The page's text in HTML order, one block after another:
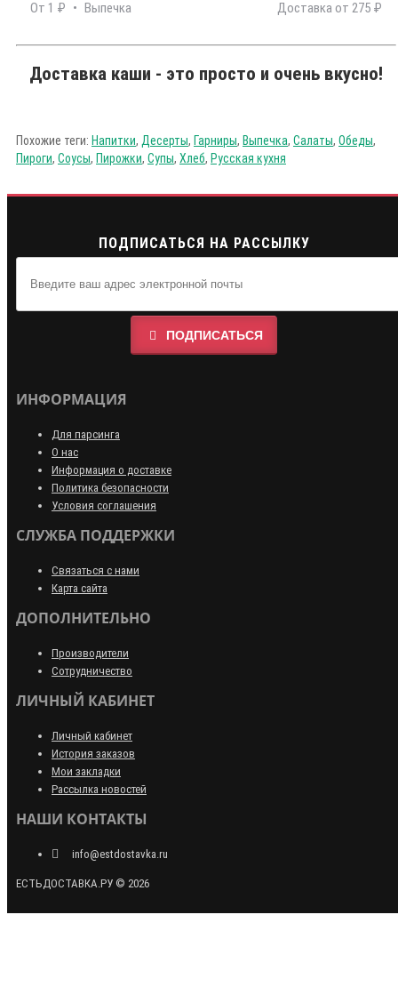
От 1 ₽ Выпечка Доставка от 275 ₽
Доставка каши - это просто и очень вкусно!
Похожие теги: Напитки, Десерты, Гарниры, Выпечка, Салаты, Обеды,
Пироги, Соусы, Пирожки, Супы, Хлеб, Русская кухня
ПОДПИСАТЬСЯ НА РАССЫЛКУ
ПОДПИСАТЬСЯ
ИНФОРМАЦИЯ
Для парсинга
О нас
Информация о доставке
Политика безопасности
Условия соглашения
СЛУЖБА ПОДДЕРЖКИ
Связаться с нами
Карта сайта
ДОПОЛНИТЕЛЬНО
Производители
Сотрудничество
ЛИЧНЫЙ КАБИНЕТ
Личный кабинет
История заказов
Мои закладки
Рассылка новостей
НАШИ КОНТАКТЫ
info@estdostavka.ru
ЕСТЬДОСТАВКА.РУ © 2026